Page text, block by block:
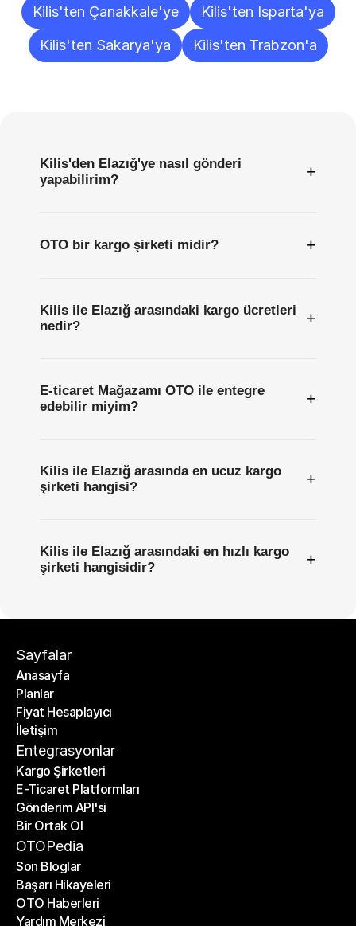
Kilis'ten Çanakkale'ye
Kilis'ten Isparta'ya
Kilis'ten Sakarya'ya
Kilis'ten Trabzon'a
Kilis'den Elazığ'ye nasıl gönderi
yapabilirim?
+
OTO bir kargo şirketi midir? +
Kilis ile Elazığ arasındaki kargo ücretleri
nedir?
+
E-ticaret Mağazamı OTO ile entegre
edebilir miyim?
+
Kilis ile Elazığ arasında en ucuz kargo
şirketi hangisi?
+
Kilis ile Elazığ arasındaki en hızlı kargo
şirketi hangisidir?
+
Sayfalar
Anasayfa
Anasayfa
Planlar
Planlar
Fiyat Hesaplayıcı
Fiyat Hesaplayıcı
İletişim
İletişim
Entegrasyonlar
Kargo Şirketleri
Kargo Şirketleri
E-Ticaret Platformları
E-Ticaret Platformları
Gönderim API'si
Gönderim API'si
Bir Ortak Ol
Bir Ortak Ol
OTOPedia
Son Bloglar
Son Bloglar
Başarı Hikayeleri
Başarı Hikayeleri
OTO Haberleri
OTO Haberleri
Yardım Merkezi